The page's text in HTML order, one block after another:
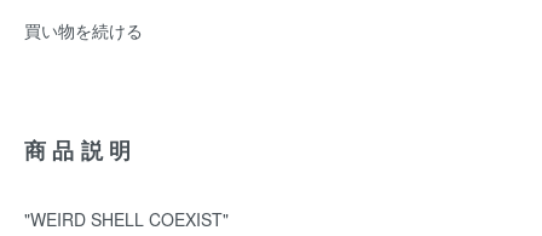
買い物を続ける
商品説明
"WEIRD SHELL COEXIST"